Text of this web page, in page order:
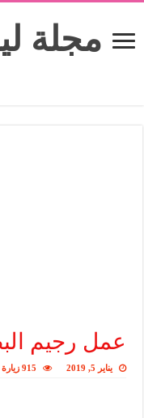
مجلة
عمل رجيم
يناير 5, 2019 915 زيارة